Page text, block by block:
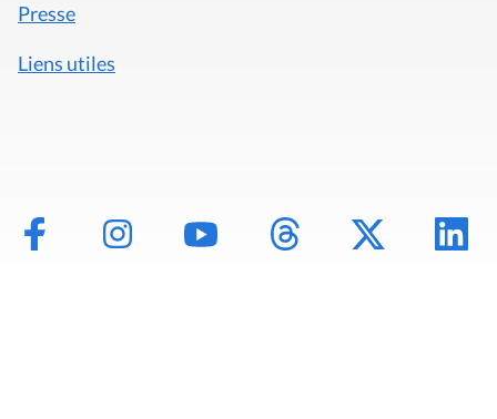
Presse
Liens utiles